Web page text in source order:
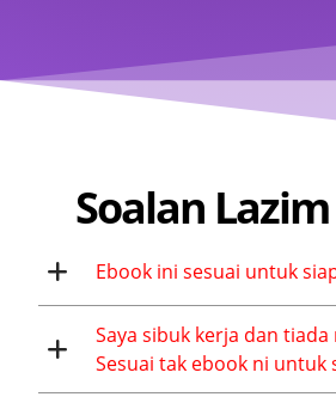
Soalan Lazim
Ebook ini sesuai untuk
Saya sibuk kerja dan tiada
Sesuai tak ebook ni untuk